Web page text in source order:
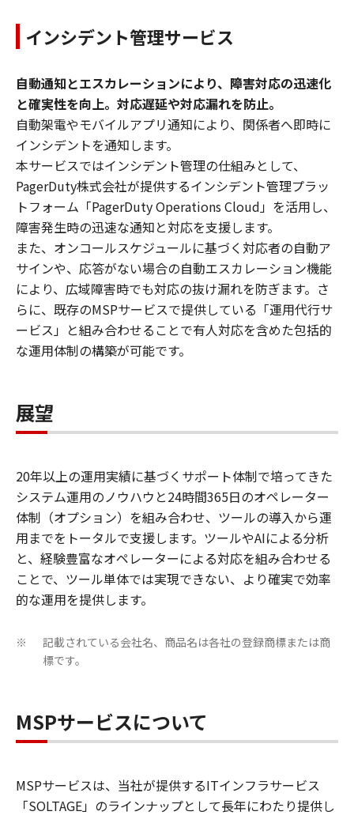
インシデント管理サービス
自動通知とエスカレーションにより、障害対応の迅速化
と確実性を向上。対応遅延や対応漏れを防止。
自動架電やモバイルアプリ通知により、関係者へ即時に
インシデントを通知します。
本サービスではインシデント管理の仕組みとして、
PagerDuty株式会社が提供するインシデント管理プラッ
トフォーム「PagerDuty Operations Cloud」を活用し、
障害発生時の迅速な通知と対応を支援します。
また、オンコールスケジュールに基づく対応者の自動ア
サインや、応答がない場合の自動エスカレーション機能
により、広域障害時でも対応の抜け漏れを防ぎます。さ
らに、既存のMSPサービスで提供している「運用代行サ
ービス」と組み合わせることで有人対応を含めた包括的
な運用体制の構築が可能です。
展望
20年以上の運用実績に基づくサポート体制で培ってきた
システム運用のノウハウと24時間365日のオペレーター
体制（オプション）を組み合わせ、ツールの導入から運
用までをトータルで支援します。ツールやAIによる分析
と、経験豊富なオペレーターによる対応を組み合わせる
ことで、ツール単体では実現できない、より確実で効率
的な運用を提供します。
※
記載されている会社名、商品名は各社の登録商標または商
標です。
MSPサービスについて
MSPサービスは、当社が提供するITインフラサービス
「SOLTAGE」のラインナップとして長年にわたり提供し